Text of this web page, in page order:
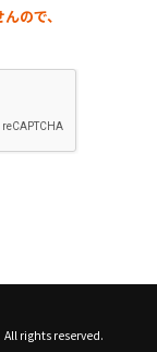
ので、
All rights reserved.